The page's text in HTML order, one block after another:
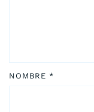
NOMBRE *